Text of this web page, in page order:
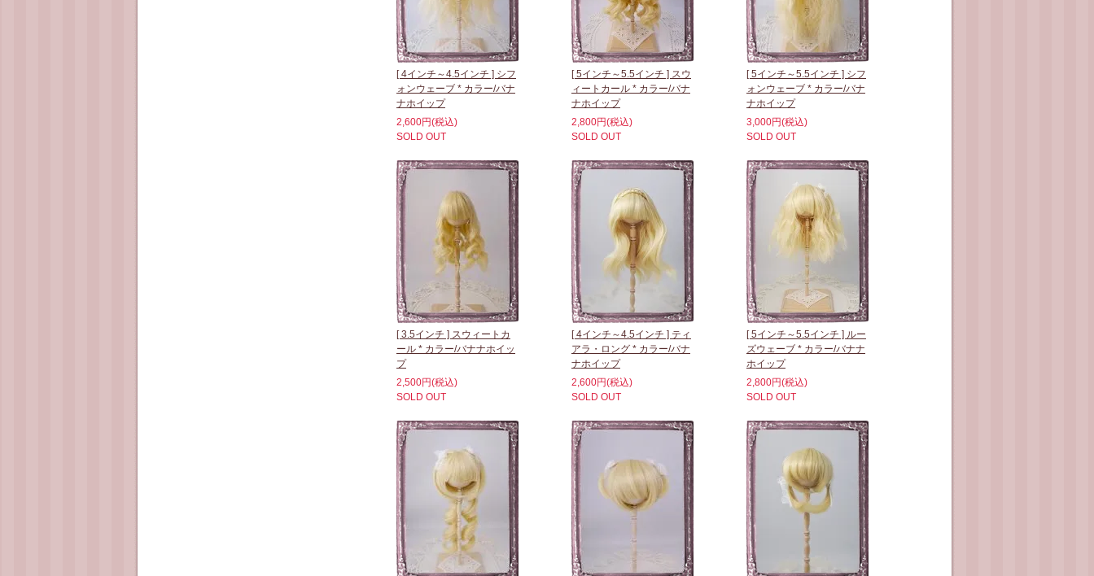
[ 4インチ～4.5インチ ] シフ
ォンウェーブ * カラー/バナ
ナホイップ
2,600円(税込)
SOLD OUT
[ 5インチ～5.5インチ ] スウ
ィートカール * カラー/バナ
ナホイップ
2,800円(税込)
SOLD OUT
[ 5インチ～5.5インチ ] シフ
ォンウェーブ * カラー/バナ
ナホイップ
3,000円(税込)
SOLD OUT
[ 3.5インチ ] スウィートカ
ール * カラー/バナナホイッ
プ
2,500円(税込)
SOLD OUT
[ 4インチ～4.5インチ ] ティ
アラ・ロング * カラー/バナ
ナホイップ
2,600円(税込)
SOLD OUT
[ 5インチ～5.5インチ ] ルー
ズウェーブ * カラー/バナナ
ホイップ
2,800円(税込)
SOLD OUT